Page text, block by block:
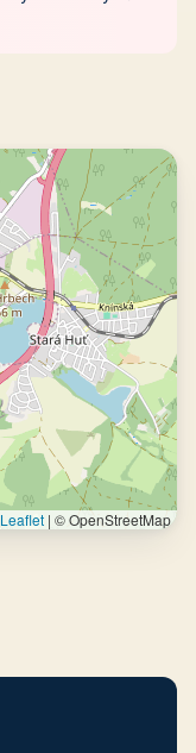
Leaflet | © OpenStreetMap